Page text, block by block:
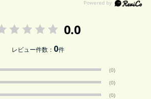
0.0
レビュー件数：0件
(0)
(0)
(0)